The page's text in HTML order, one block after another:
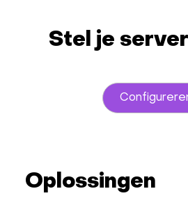
Stel je
Oplossingen